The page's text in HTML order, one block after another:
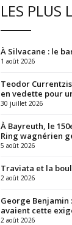
LES PLUS
À Silvacane : le
1 août 2026
Teodor
en vedette pour
30 juillet 2026
À Bayreuth, le
Ring wagnérien
5 août 2026
Traviata et la
2 août 2026
George Benjamin
avaient cette
2 août 2026